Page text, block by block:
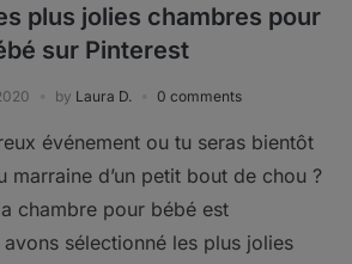
plus jolies chambres pour
sur Pinterest
by Laura D. 0 comments
événement ou tu seras bientôt
marraine d’un petit bout de chou ?
chambre pour bébé est
sélectionné les plus jolies